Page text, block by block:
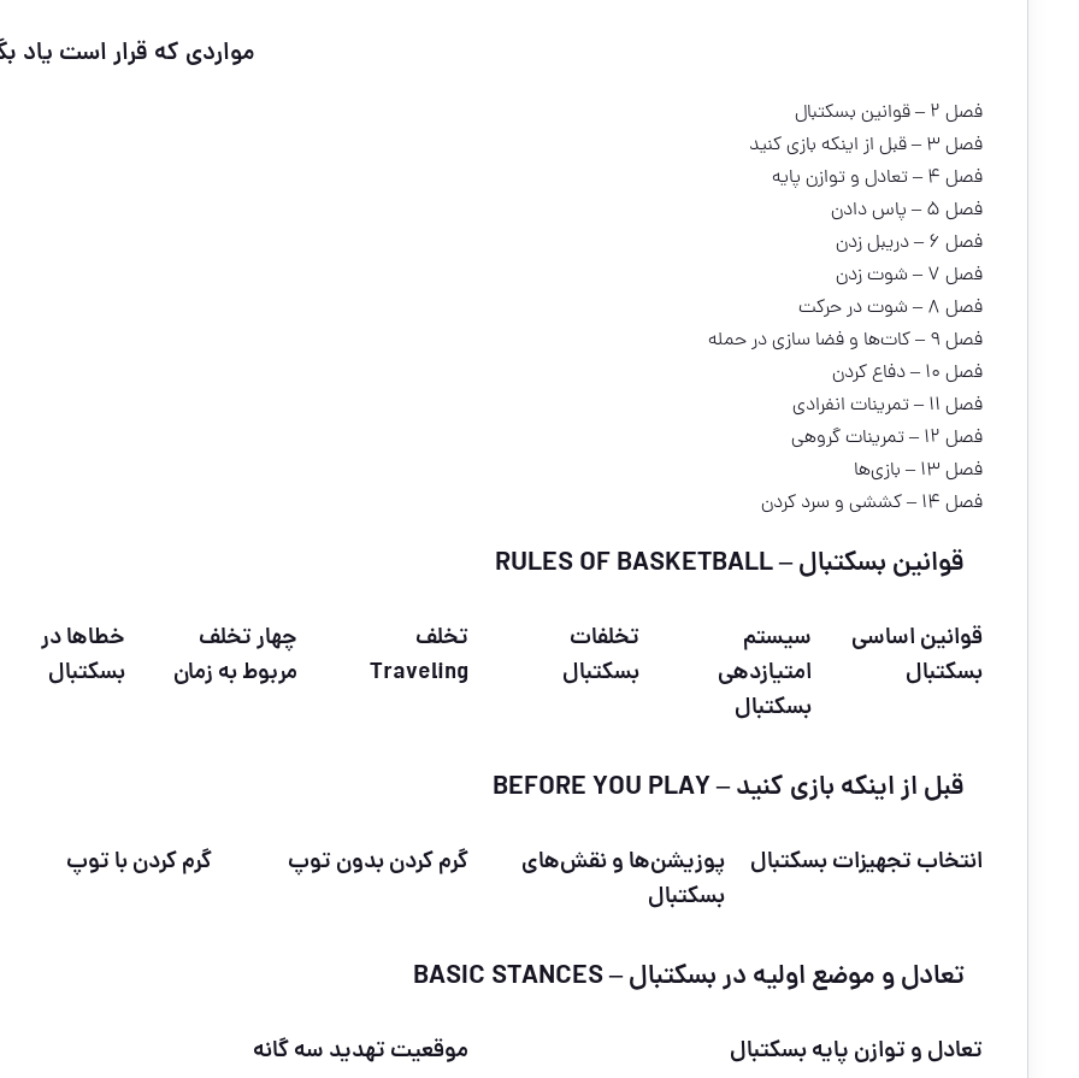
مواردی که قرار است یاد
فصل ۲ – قوانین بسکتبال
فصل ۳ – قبل از اینکه بازی کنید
فصل ۴ – تعادل و توازن پایه
فصل ۵ – پاس دادن
فصل ۶ – دریبل زدن
فصل ۷ – شوت زدن
فصل ۸ – شوت در حرکت
فصل ۹ – کات‌ها و فضا سازی در حمله
فصل ۱۰ – دفاع کردن
فصل ۱۱ – تمرینات انفرادی
فصل ۱۲ – تمرینات گروهی
فصل ۱۳ – بازی‌ها
فصل ۱۴ – کششی و سرد کردن
قوانین بسکتبال – RULES OF BASKETBALL
قوانین اساسی
بسکتبال
سیستم
امتیازدهی
بسکتبال
تخلفات
بسکتبال
تخلف
Traveling
چهار تخلف
مربوط به زمان
خطاها در
بسکتبال
قبل از اینکه بازی کنید – BEFORE YOU PLAY
انتخاب تجهیزات بسکتبال
پوزیشن‌ها و نقش‌های
بسکتبال
گرم کردن بدون توپ گرم کردن با توپ
تعادل و موضع اولیه در بسکتبال – BASIC STANCES
تعادل و توازن پایه بسکتبال موقعیت تهدید سه گانه